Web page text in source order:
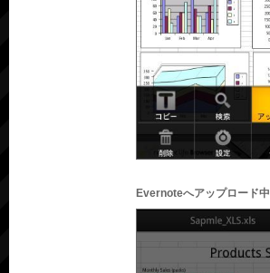
Evernoteへアップロード中